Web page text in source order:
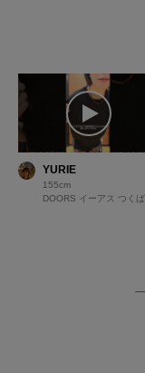
YURIE
155
DOORS イーアス つくば